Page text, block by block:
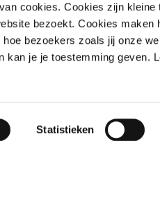
cookies. Cookies zijn kleine
bezoekt. Cookies maken
bezoekers zoals jij onze
je je toestemming geven.
Statistieken